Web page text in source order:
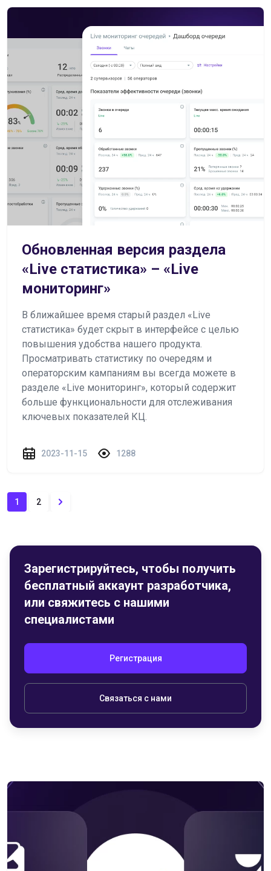
Обновленная версия раздела
«Live статистика» – «Live
мониторинг»
В ближайшее время старый раздел «Live
статистика» будет скрыт в интерфейсе с целью
повышения удобства нашего продукта.
Просматривать статистику по очередям и
операторским кампаниям вы всегда можете в
разделе «Live мониторинг», который содержит
больше функциональности для отслеживания
ключевых показателей КЦ.
2023-11-15 1288
1 2
Зарегистрируйтесь, чтобы получить
бесплатный аккаунт разработчика,
или свяжитесь с нашими
специалистами
Регистрация
Связаться с нами